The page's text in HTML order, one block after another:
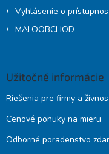
Vyhlásenie o
MALOOBCHOD
Užitočné informácie
Riešenia pre firmy a
Cenové ponuky na mieru
Odborné poradenstvo